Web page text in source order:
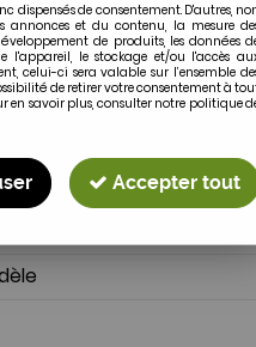
dispensés de consentement. D'autres,
annonces et du contenu, la mesure
de produits, les données
le stockage et/ou l'accès
celui-ci sera valable sur l’ensemble
de retirer votre consentement à
en savoir plus, consulter notre politique
Accepter tout